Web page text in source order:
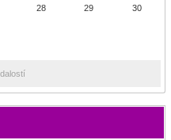
28 29 30